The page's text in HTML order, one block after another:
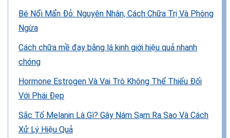
Bé Nổi Mẩn Đỏ: Nguyên Nhân, Cách Chữa Trị Và Phòng
Ngừa
Cách chữa mề đay bằng lá kinh giới hiệu quả nhanh
chóng
Hormone Estrogen Và Vai Trò Không Thể Thiếu Đối
Với Phái Đẹp
Sắc Tố Melanin Là Gì? Gây Nám Sạm Ra Sao Và Cách
Xử Lý Hiệu Quả